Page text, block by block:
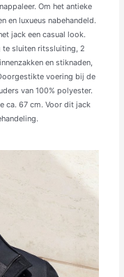
Om het antieke
en luxueus nabehandeld.
jack een casual look.
te sluiten ritssluiting, 2
en stiknaden,
voering bij de
van 100% polyester.
ca. 67 cm. Voor dit jack